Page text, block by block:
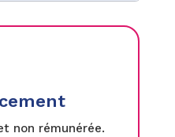
non rémunérée.